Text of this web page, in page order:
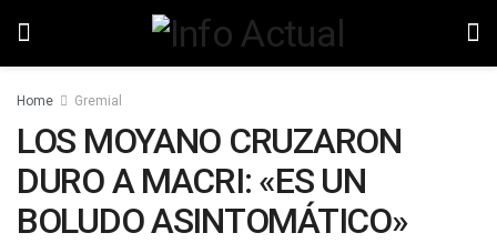
Home Gremial
LOS MOYANO CRUZARON
DURO A MACRI: «ES UN
BOLUDO ASINTOMÁTICO»